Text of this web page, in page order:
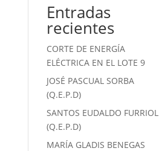
Entradas
recientes
CORTE DE ENERGÍA
ELÉCTRICA EN EL LOTE 9
JOSÉ PASCUAL SORBA
(Q.E.P.D)
SANTOS EUDALDO FURRIOL
(Q.E.P.D)
MARÍA GLADIS BENEGAS